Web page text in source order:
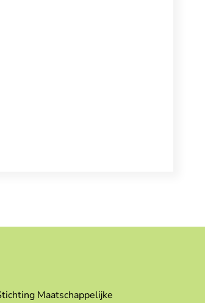
Maatschappelijke